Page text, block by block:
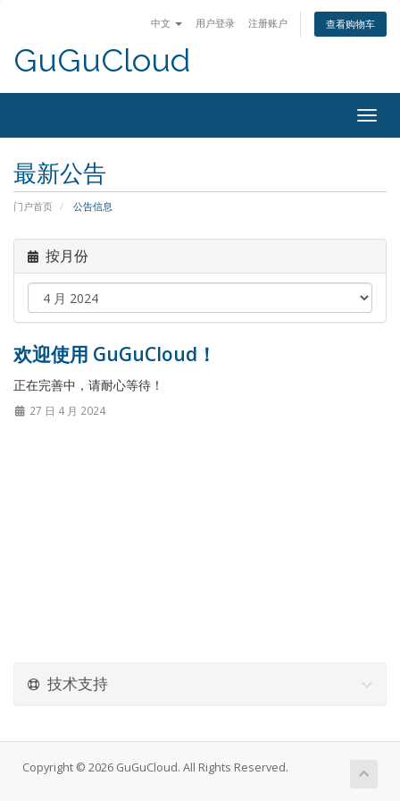
中文 用户登录 注册账户 查看购物车
GuGuCloud
最新公告
门户首页 公告信息
按月份
欢迎使用 GuGuCloud！
正在完善中，请耐心等待！
27 日 4 月 2024
技术支持
Copyright © 2026 GuGuCloud. All Rights Reserved.